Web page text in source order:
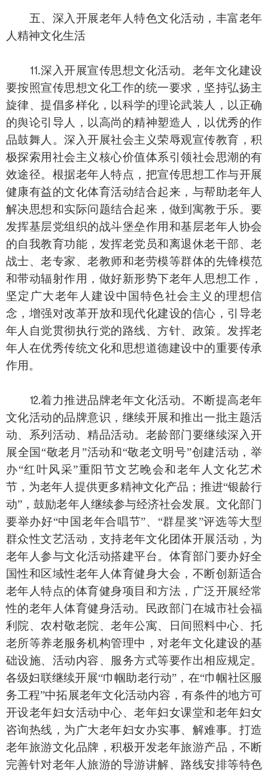
五、深入开展老年人特色文化活动，丰富老年
人精神文化生活
⒒深入开展宣传思想文化活动。老年文化建设
要按照宣传思想文化工作的统一要求，坚持弘扬主
旋律、提倡多样化，以科学的理论武装人，以正确
的舆论引导人，以高尚的精神塑造人，以优秀的作
品鼓舞人。深入开展社会主义荣辱观宣传教育，积
极探索用社会主义核心价值体系引领社会思潮的有
效途径。根据老年人特点，把宣传思想工作与开展
健康有益的文化体育活动结合起来，与帮助老年人
解决思想和实际问题结合起来，做到寓教于乐。要
发挥基层党组织的战斗堡垒作用和基层老年人协会
的自我教育功能，发挥老党员和离退休老干部、老
战士、老专家、老教师和老劳模等群体的先锋模范
和带动辐射作用，做好新形势下老年人思想工作，
坚定广大老年人建设中国特色社会主义的理想信
念，增强对改革开放和现代化建设的信心，引导老
年人自觉贯彻执行党的路线、方针、政策。发挥老
年人在优秀传统文化和思想道德建设中的重要传承
作用。
⒓着力推进品牌老年文化活动。不断提高老年
文化活动的品牌意识，继续开展和推出一批主题活
动、系列活动、精品活动。老龄部门要继续深入开
展全国“敬老月”活动和“敬老文明号”创建活动，举
办“红叶风采”重阳节文艺晚会和老年人文化艺术
节，为老年人提供更多精神文化产品；推进“银龄行
动”，鼓励老年人继续参与经济社会发展。文化部门
要举办好“中国老年合唱节”、“群星奖”评选等大型
群众性文艺活动，支持老年文化团体开展活动，为
老年人参与文化活动搭建平台。体育部门要办好全
国性和区域性老年人体育健身大会，不断创新适合
老年人特点的体育健身项目和方法，广泛开展经常
性的老年人体育健身活动。民政部门在城市社会福
利院、农村敬老院、老年公寓、日间照料中心、托
老所等养老服务机构管理中，对老年文化建设的基
础设施、活动内容、服务方式等要作出相应规定。
各级妇联继续开展“巾帼助老行动”，在“巾帼社区服
务工程”中拓展老年文化活动内容，有条件的地方可
开设老年妇女活动中心、老年妇女课堂和老年妇女
咨询热线，为广大老年妇女办实事、解难事。打造
老年旅游文化品牌，积极开发老年旅游产品，不断
完善针对老年人旅游的导游讲解、路线安排等特色